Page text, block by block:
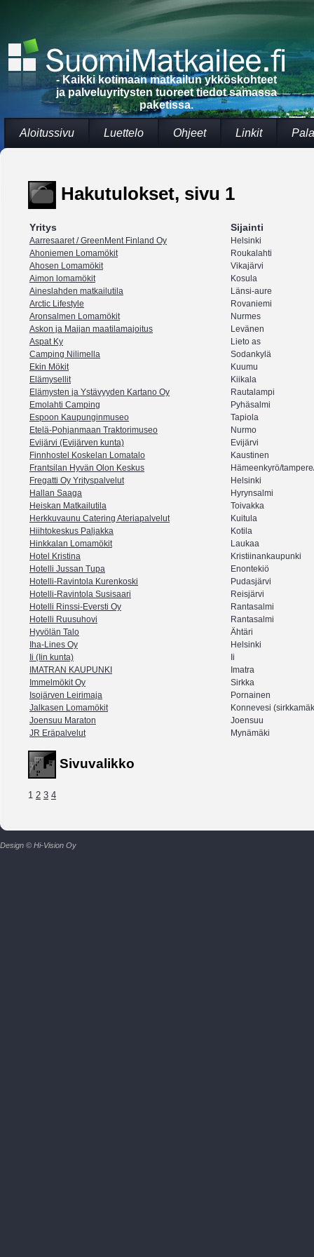
- Kaikki kotimaan matkailun ykköskohteet
ja palveluyritysten tuoreet tiedot samassa
paketissa.
Aloitussivu Luettelo Ohjeet Linkit
Hakutulokset, sivu 1
Yritys Sijainti
Aarresaaret / GreenMent Finland Oy
Helsinki
Ahoniemen Lomamökit
Roukalahti
Ahosen Lomamökit
Vikajärvi
Aimon lomamökit
Kosula
Aineslahden matkailutila
Länsi-aure
Arctic Lifestyle
Rovaniemi
Aronsalmen Lomamökit
Nurmes
Askon ja Maijan maatilamajoitus
Levänen
Aspat Ky
Lieto as
Camping Nilimella
Sodankylä
Ekin Mökit
Kuumu
Elämysellit
Kiikala
Elämysten ja Ystävyyden Kartano Oy
Rautalampi
Emolahti Camping
Pyhäsalmi
Espoon Kaupunginmuseo
Tapiola
Etelä-Pohjanmaan Traktorimuseo
Nurmo
Evijärvi (Evijärven kunta)
Evijärvi
Finnhostel Koskelan Lomatalo
Kaustinen
Frantsilan Hyvän Olon Keskus
Hämeenkyrö/
Fregatti Oy Yrityspalvelut
Helsinki
Hallan Saaga
Hyrynsalmi
Heiskan Matkailutila
Toivakka
Herkkuvaunu Catering Ateriapalvelut
Kuitula
Hiihtokeskus Paljakka
Kotila
Hinkkalan Lomamökit
Laukaa
Hotel Kristina
Kristiinankaupunki
Hotelli Jussan Tupa
Enontekiö
Hotelli-Ravintola Kurenkoski
Pudasjärvi
Hotelli-Ravintola Susisaari
Reisjärvi
Hotelli Rinssi-Eversti Oy
Rantasalmi
Hotelli Ruusuhovi
Rantasalmi
Hyvölän Talo
Ähtäri
Iha-Lines Oy
Helsinki
Ii (Iin kunta)
Ii
IMATRAN KAUPUNKI
Imatra
Immelmökit Oy
Sirkka
Isojärven Leirimaja
Pornainen
Jalkasen Lomamökit
Konnevesi
Joensuu Maraton
Joensuu
JR Eräpalvelut
Mynämäki
Sivuvalikko
1 2 3 4
Design © Hi-Vision Oy